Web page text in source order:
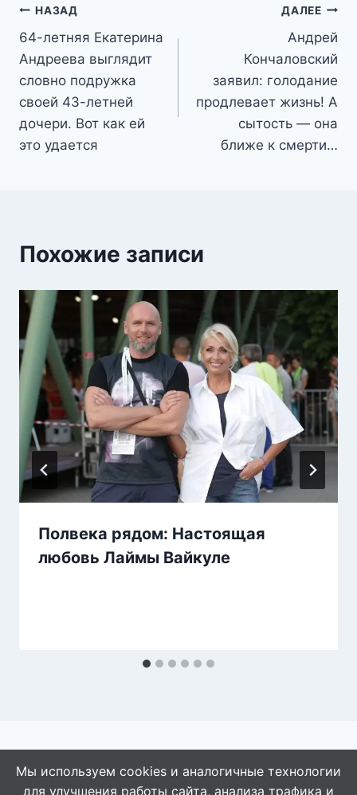
Навигация
по
записям
НАЗАД
64-летняя Екатерина
Андреева выглядит
словно подружка
своей 43-летней
дочери. Вот как ей
это удается
ДАЛЕЕ
Андрей
Кончаловский
заявил: голодание
продлевает жизнь! А
сытость — она
ближе к смерти…
Похожие записи
Полвека рядом: Настоящая
любовь Лаймы Вайкуле
Мы используем cookies и аналогичные технологии
для улучшения работы сайта, анализа трафика и